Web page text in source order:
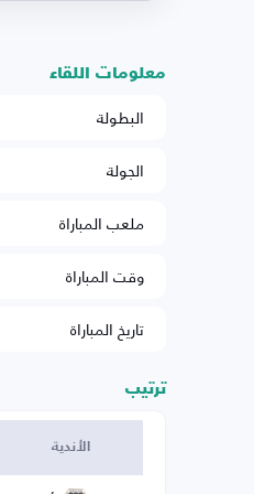
معلومات اللقاء
البطولة
الجولة
ملعب المباراة
وقت المباراة
تاريخ المباراة
ترتيب
الأندية